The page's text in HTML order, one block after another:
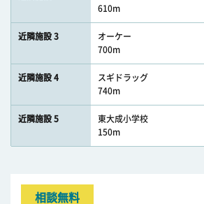
610m
近隣施設 3
オーケー
700m
近隣施設 4
スギドラッグ
740m
近隣施設 5
東大成小学校
150m
相談無料